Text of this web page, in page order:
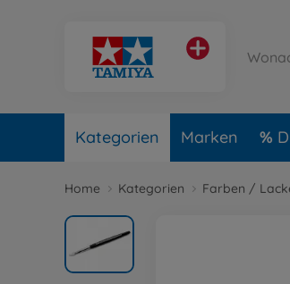
Kategorien Marken
Home Kategorien Farben /